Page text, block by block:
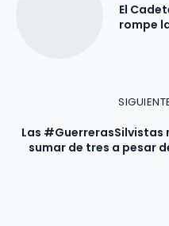
El
rompe
Las #GuerrerasSilvistas
sumar de tres a pesar